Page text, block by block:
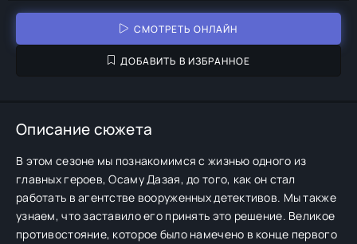
СМОТРЕТЬ ОНЛАЙН
ДОБАВИТЬ В ИЗБРАННОЕ
Описание сюжета
В этом сезоне мы познакомимся с жизнью одного из
главных героев, Осаму Дазая, до того, как он стал
работать в агентстве вооруженных детективов. Мы также
узнаем, что заставило его принять это решение. Великое
противостояние, которое было намечено в конце первого